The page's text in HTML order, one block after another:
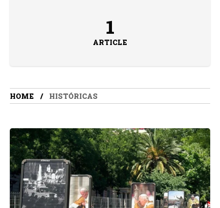
1
ARTICLE
HOME HISTÓRICAS